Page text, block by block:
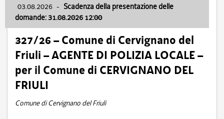
03.08.2026 - Scadenza della presentazione delle
domande: 31.08.2026 12:00
327/26 – Comune di Cervignano del
Friuli – AGENTE DI POLIZIA LOCALE –
per il Comune di CERVIGNANO DEL
FRIULI
Comune di Cervignano del Friuli